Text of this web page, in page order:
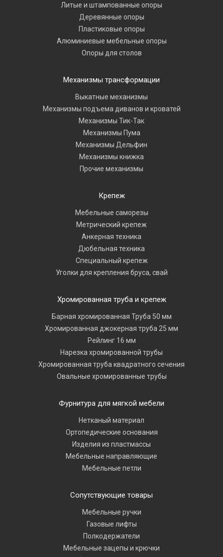
Литые и штампованные опоры
Деревянные опоры
Пластиковые опоры
Алюминиевые мебельные опоры
Опоры для столов
Механизмы трансформации
Выкатные механизмы
Механизмы подъема диванов и кроватей
Механизмы Тик-Так
Механизмы Пума
Механизмы Дельфин
Механизмы книжка
Прочие механизмы
Крепеж
Мебельные саморезы
Метрический крепеж
Анкерная техника
Дюбельная техника
Специальный крепеж
Уголки для крепления бруса, свай
Хромированная труба и крепеж
Барная хромированная Труба 50 мм
Хромированная джокерная труба 25 мм
Рейлинг 16 мм
Нарезка хромированной трубы
Хромированная труба квадратного сечения
Овальные хромированные трубы
Фурнитура для мягкой мебели
Нетканый материал
Ортопедические основания
Изделия из пластмассы
Мебельные направляющие
Мебельные петли
Сопутствующие товары
Мебельные ручки
Газовые лифты
Полкодержатели
Мебельные зацепы и крючки